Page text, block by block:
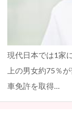
現代日本では1家
上の男女約75％
車免許を取得...